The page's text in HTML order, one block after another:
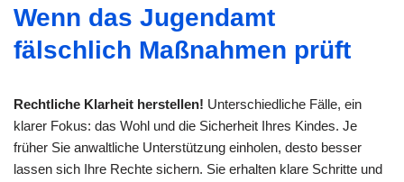
Wenn das Jugendamt
fälschlich Maßnahmen prüft
Rechtliche Klarheit herstellen! Unterschiedliche Fälle, ein
klarer Fokus: das Wohl und die Sicherheit Ihres Kindes. Je
früher Sie anwaltliche Unterstützung einholen, desto besser
lassen sich Ihre Rechte sichern. Sie erhalten klare Schritte und